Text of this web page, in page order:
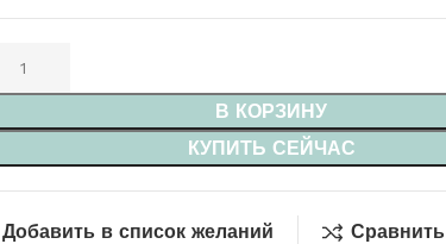
В КОРЗИНУ
КУПИТЬ СЕЙЧАС
Добавить в список желаний Сравнить